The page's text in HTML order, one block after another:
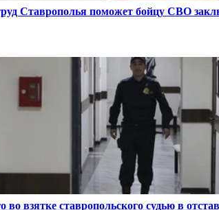
Ставрополья поможет бойцу СВО
во взятке ставропольского судью в